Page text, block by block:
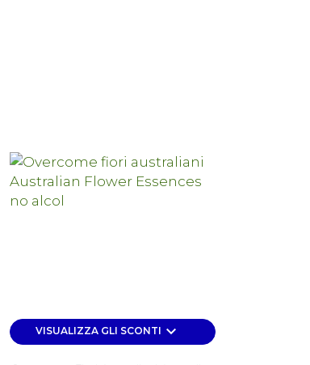
VISUALIZZA GLI SCONTI keyboard_arrow_down